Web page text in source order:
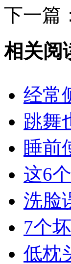
下一篇
相关阅
经常
跳舞
睡前
这6
洗脸
7个
低枕